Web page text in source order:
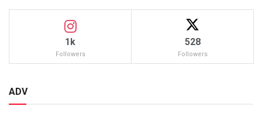
1k
Followers
528
Followers
ADV